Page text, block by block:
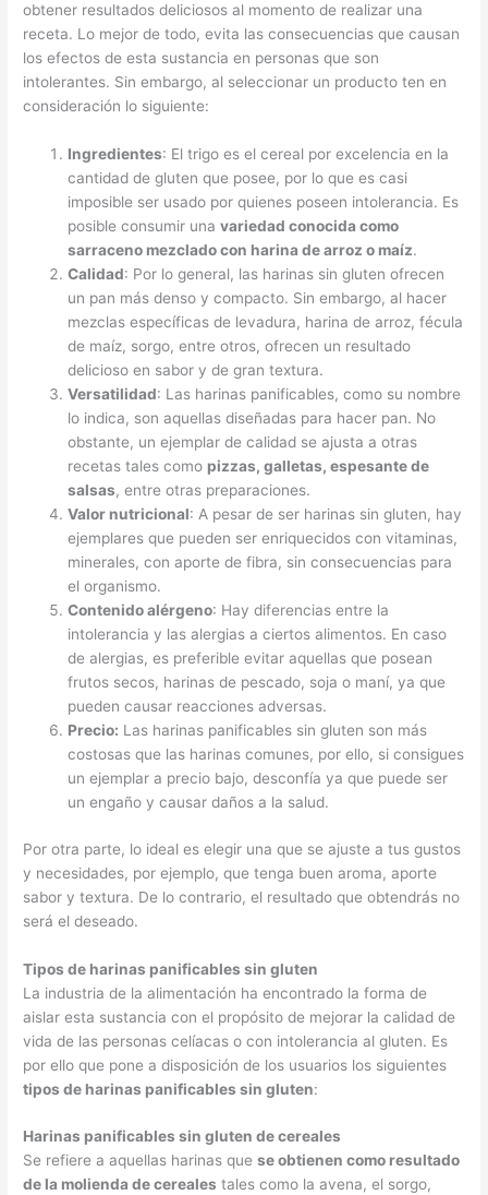
obtener resultados deliciosos al momento de realizar una
receta. Lo mejor de todo, evita las consecuencias que causan
los efectos de esta sustancia en personas que son
intolerantes. Sin embargo, al seleccionar un producto ten en
consideración lo siguiente:
Ingredientes: El trigo es el cereal por excelencia en la
cantidad de gluten que posee, por lo que es casi
imposible ser usado por quienes poseen intolerancia. Es
posible consumir unavariedad conocida como
sarraceno mezclado con harina de arroz o maíz.
Calidad: Por lo general, las harinas sin gluten ofrecen
un pan más denso y compacto. Sin embargo, al hacer
mezclas específicas de levadura, harina de arroz, fécula
de maíz, sorgo, entre otros, ofrecen un resultado
delicioso en sabor y de gran textura.
Versatilidad: Las harinas panificables, como su nombre
lo indica, son aquellas diseñadas para hacer pan. No
obstante, un ejemplar de calidad se ajusta a otras
recetas tales como pizzas, galletas, espesante de
salsas, entre otras preparaciones.
Valor nutricional: A pesar de ser harinas sin gluten, hay
ejemplares que pueden ser enriquecidos con vitaminas,
minerales, con aporte de fibra, sin consecuencias para
el organismo.
Contenido alérgeno: Hay diferencias entre la
intolerancia y las alergias a ciertos alimentos. En caso
de alergias, es preferible evitar aquellas que posean
frutos secos, harinas de pescado, soja o maní, ya que
pueden causar reacciones adversas.
Precio: Las harinas panificables sin gluten son más
costosas que las harinas comunes, por ello, si consigues
un ejemplar a precio bajo, desconfía ya que puede ser
un engaño y causar daños a la salud.
Por otra parte, lo ideal es elegir una que se ajuste a tus gustos
y necesidades, por ejemplo, que tenga buen aroma, aporte
sabor y textura. De lo contrario, el resultado que obtendrás no
será el deseado.
Tipos de harinas panificables sin gluten
La industria de la alimentación ha encontrado la forma de
aislar esta sustancia con el propósito de mejorar la calidad de
vida de las personas celíacas o con intolerancia al gluten. Es
por ello que pone a disposición de los usuarios los siguientes
tipos de harinas panificables sin gluten:
Harinas panificables sin gluten de cereales
Se refiere a aquellas harinas quese obtienen como resultado
de la molienda de cereales tales como la avena, el sorgo,